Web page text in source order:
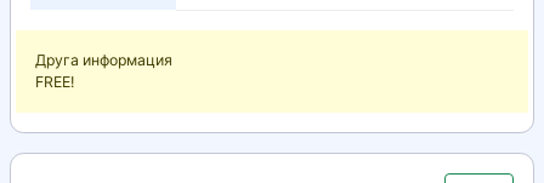
Друга информация
FREE!